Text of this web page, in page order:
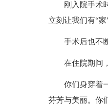
刚入院手术
立刻让我们有“家
手术后也不
在住院期间
你们身穿着
芬芳与美丽。你